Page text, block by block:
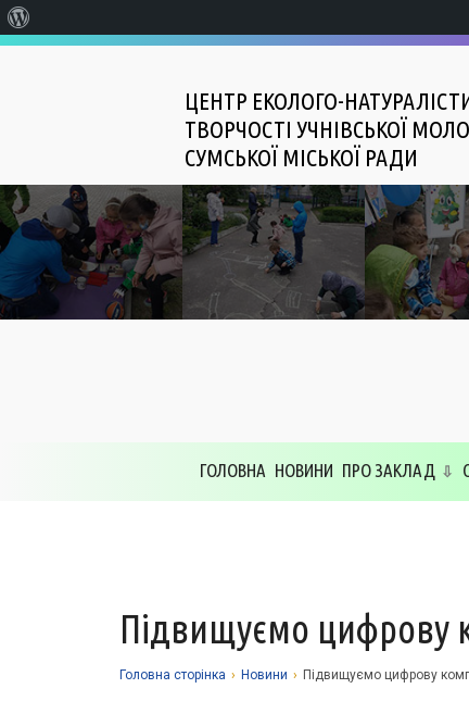
ЦЕНТР ЕКОЛОГО-
ТВОРЧОСТІ УЧНІВСЬКОЇ
СУМСЬКОЇ МІСЬКОЇ РАДИ
ГОЛОВНА НОВИНИ ПРО ЗАКЛАД
Підвищуємо цифрову
Головна сторiнка › Новини › Підвищуємо цифрову
WordPress